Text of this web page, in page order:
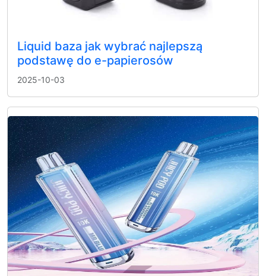
Liquid baza jak wybrać najlepszą
podstawę do e-papierosów
2025-10-03